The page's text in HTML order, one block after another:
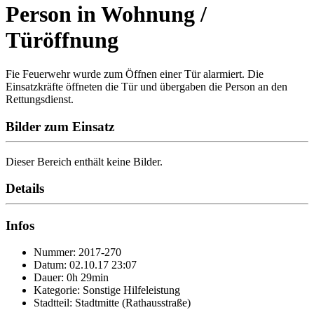
Person in Wohnung /
Türöffnung
Fie Feuerwehr wurde zum Öffnen einer Tür alarmiert. Die
Einsatzkräfte öffneten die Tür und übergaben die Person an den
Rettungsdienst.
Bilder zum Einsatz
Dieser Bereich enthält keine Bilder.
Details
Infos
Nummer: 2017-270
Datum: 02.10.17 23:07
Dauer: 0h 29min
Kategorie: Sonstige Hilfeleistung
Stadtteil: Stadtmitte (Rathausstraße)